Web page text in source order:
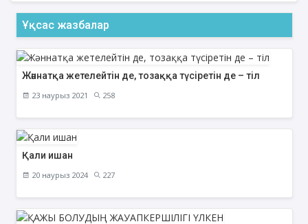
Ұқсас жазбалар
Жәннатқа жетелейтін де, тозаққа түсіретін де – тіл
23 наурыз 2021 258
Қали ишан
20 наурыз 2024 227